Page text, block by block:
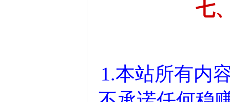
七
1.本站所有内